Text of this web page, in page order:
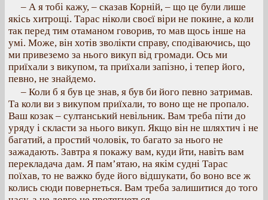
– А я тобі кажу, – сказав Корній, – що це були лише
якісь хитрощі. Тарас ніколи своєї віри не покине, а коли
так перед тим отаманом говорив, то мав щось інше на
умі. Може, він хотів зволікти справу, сподіваючись, що
ми привеземо за нього викуп від громади. Ось ми
приїхали з викупом, та приїхали запізно, і тепер його,
певно, не знайдемо.
– Коли б я був це знав, я був би його певно затримав.
Та коли ви з викупом приїхали, то воно ще не пропало.
Ваш козак – султанський невільник. Вам треба піти до
уряду і скласти за нього викуп. Якщо він не шляхтич і не
багатий, а простий чоловік, то багато за нього не
зажадають. Завтра я покажу вам, куди йти, навіть вам
перекладача дам. Я пам’ятаю, на якім судні Тарас
поїхав, то не важко буде його відшукати, бо воно все ж
колись сюди повернеться. Вам треба залишитися до того